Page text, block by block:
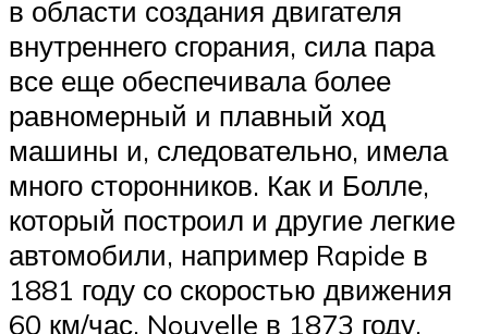
в области создания двигателя
внутреннего сгорания, сила пара
все еще обеспечивала более
равномерный и плавный ход
машины и, следовательно, имела
много сторонников. Как и Болле,
который построил и другие легкие
автомобили, например Rapide в
1881 году со скоростью движения
60 км/час, Nouvelle в 1873 году,